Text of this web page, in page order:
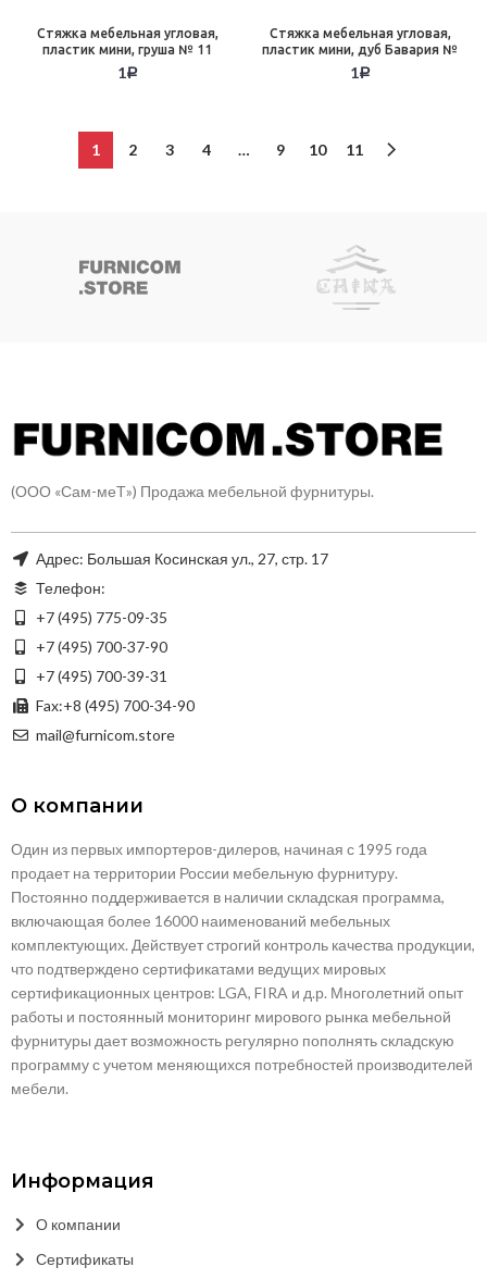
Стяжка мебельная угловая,
пластик мини, груша № 11
1Р
Стяжка мебельная угловая,
пластик мини, дуб Бавария №
20
1Р
1 2 3 4 … 9 10 11
(ООО «Сам-меТ») Продажа мебельной фурнитуры.
Адрес: Большая Косинская ул., 27, стр. 17
Телефон:
+7 (495) 775-09-35
+7 (495) 700-37-90
+7 (495) 700-39-31
Fax:+8 (495) 700-34-90
mail@furnicom.store
О компании
Один из первых импортеров-дилеров, начиная с 1995 года
продает на территории России мебельную фурнитуру.
Постоянно поддерживается в наличии складская программа,
включающая более 16000 наименований мебельных
комплектующих. Действует строгий контроль качества продукции,
что подтверждено сертификатами ведущих мировых
сертификационных центров: LGA, FIRA и д.р. Многолетний опыт
работы и постоянный мониторинг мирового рынка мебельной
фурнитуры дает возможность регулярно пополнять складскую
программу с учетом меняющихся потребностей производителей
мебели.
Информация
О компании
Сертификаты